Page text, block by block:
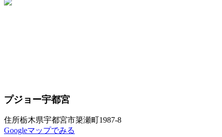
プジョー宇都宮
住所栃木県宇都宮市簗瀬町1987-8
Googleマップでみる